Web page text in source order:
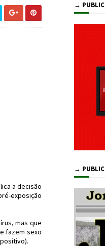
a decisão
exposição
mas que
fazem sexo
→
→